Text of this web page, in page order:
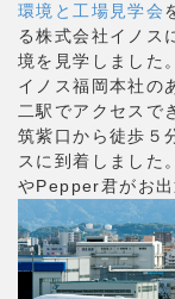
環境と工場見学会
る株式会社イノス
境を見学しました。
イノス福岡本社の
二駅でアクセスで
筑紫口から徒歩５
スに到着しまし
やPepper君がお出